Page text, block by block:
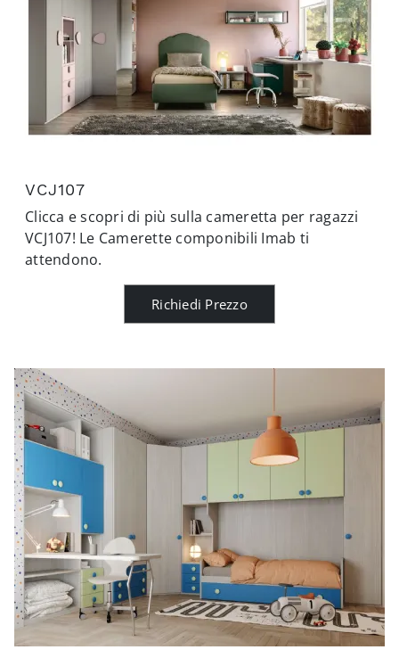
VCJ107
Clicca e scopri di più sulla cameretta per ragazzi
VCJ107! Le Camerette componibili Imab ti
attendono.
Richiedi Prezzo